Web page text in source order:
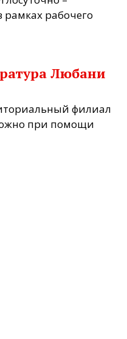
рабочего
Любани
филиал
при помощи